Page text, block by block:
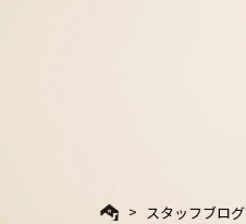
スタッフブログ